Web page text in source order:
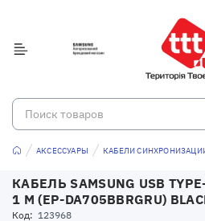
АКСЕССУАРЫ КАБЕЛИ
КАБЕЛЬ SAMSUNG USB
1 М (EP-DA705BBRGRU)
Код: 123968